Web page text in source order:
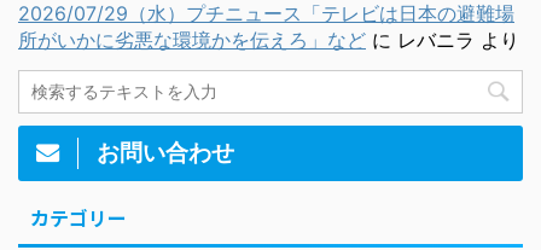
2026/07/29（水）プチニュース「テレビは日本の避難場
所がいかに劣悪な環境かを伝えろ」など に レバニラ より
お問い合わせ
カテゴリー